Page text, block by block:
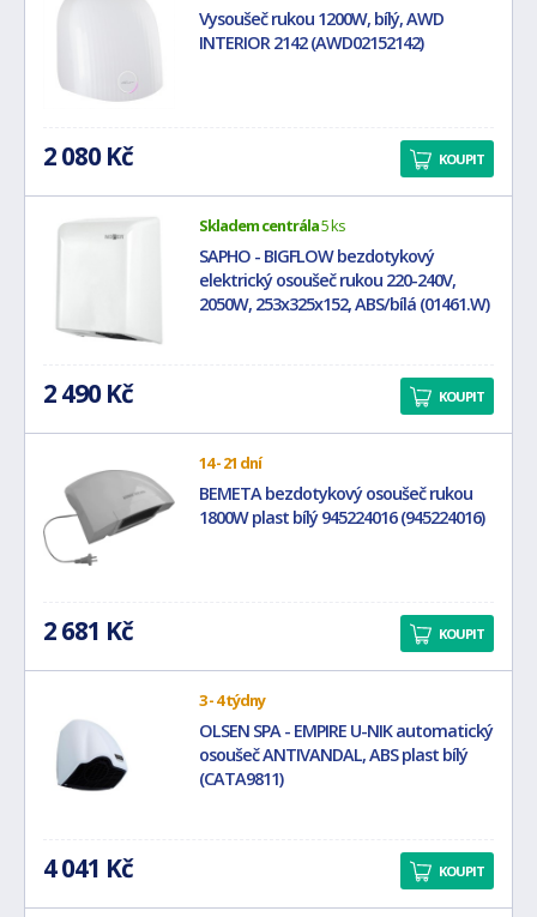
Vysoušeč rukou 1200W, bílý, AWD
INTERIOR 2142 (AWD02152142)
2 080 Kč KOUPIT
Skladem centrála5 ks
SAPHO - BIGFLOW bezdotykový
elektrický osoušeč rukou 220-240V,
2050W, 253x325x152, ABS/bílá (01461.W)
2 490 Kč KOUPIT
14 - 21 dní
BEMETA bezdotykový osoušeč rukou
1800W plast bílý 945224016 (945224016)
2 681 Kč KOUPIT
3 - 4 týdny
OLSEN SPA - EMPIRE U-NIK automatický
osoušeč ANTIVANDAL, ABS plast bílý
(CATA9811)
4 041 Kč KOUPIT